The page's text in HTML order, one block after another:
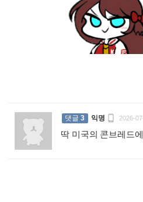
댓글 3 익명  2026-
딱 미국의 콘브레드